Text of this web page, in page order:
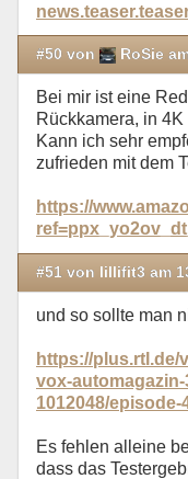
#50 von RoSie
Bei mir ist eine
Rückkamera, in
Kann ich sehr
zufrieden mit dem
https://
#51 von lillifit3 am
und so sollte man
https://plus.rtl.de/
vox-automagazin-
1012048/episode-
Es fehlen alleine
dass das